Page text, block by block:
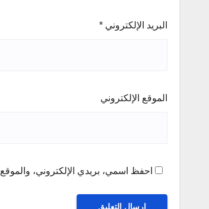
البريد الإلكتروني *
الموقع الإلكتروني
احفظ اسمي، بريدي الإلكتروني،